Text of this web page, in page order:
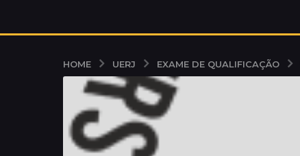
HOME UERJ EXAME DE QUALIFICAÇÃO